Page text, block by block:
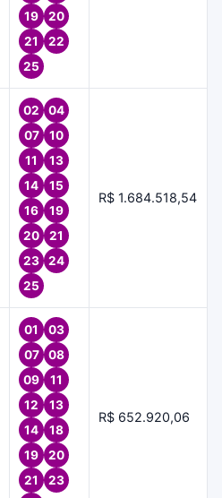
19
20
21
22
25
02
04
07
10
11
13
14
15
16
19
20
21
23
24
25
R$ 1.684.518,54
01
03
07
08
09
11
12
13
14
18
19
20
21
23
R$ 652.920,06